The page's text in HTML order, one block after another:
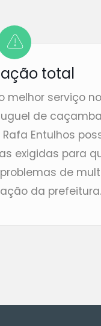
total
melhor serviço no
de
Entulhos
exigidas para
de
da prefeitura.